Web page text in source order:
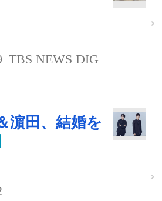
TBS NEWS DIG
濵田、結婚を